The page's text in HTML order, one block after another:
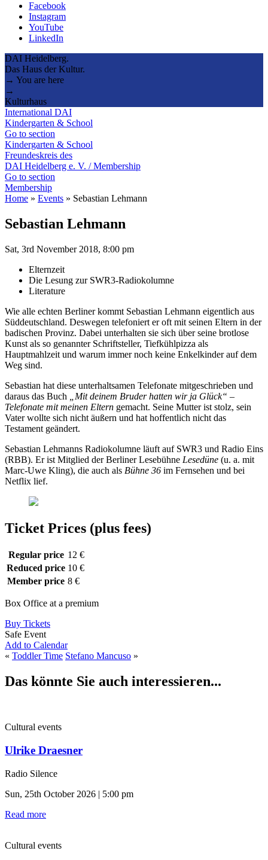
Facebook
Instagram
YouTube
LinkedIn
DAI Heidelberg.
Das Haus der Kultur.
→ You are here
→
Kulturhaus
International DAI
Kindergarten & School
Go to section
Kindergarten & School
Freundeskreis des
DAI Heidelberg e. V. / Membership
Go to section
Membership
Home » Events » Sebastian Lehmann
Sebastian Lehmann
Sat, 3rd November 2018, 8:00 pm
Elternzeit
Die Lesung zur SWR3-Radiokolumne
Literature
Wie alle echten Berliner kommt Sebastian Lehmann eigentlich aus
Süddeutschland. Deswegen telefoniert er oft mit seinen Eltern in der
badischen Provinz. Dabei unterhalten sie sich über seine brotlose
Kunst als so genannter Schriftsteller, Tiefkühlpizza als
Hauptmahlzeit und warum immer noch keine Enkelkinder auf dem
Weg sind.
Sebastian hat diese unterhaltsamen Telefonate mitgeschrieben und
daraus das Buch
„Mit deinem Bruder hatten wir ja Glück“ –
Telefonate mit meinen Eltern gemacht. Seine Mutter ist stolz, sein
Vater wollte sich nicht äußern und hat hoffentlich nicht das
Testament geändert.
Sebastian Lehmanns Radiokolumne läuft auf SWR3 und Radio Eins
(RBB). Er ist Mitglied der Berliner Lesebühne Lesedüne (u. a. mit
Marc-Uwe Kling), die auch als Bühne 36 im Fernsehen und bei
Netflix lief.
Ticket Prices (plus fees)
Regular price 12 €
Reduced price 10 €
Member price 8 €
Box Office at a premium
Buy Tickets
Safe Event
Add to Calendar
« Toddler Time Stefano Mancuso »
Das könnte Sie auch interessieren...
Cultural events
Ulrike Draesner
Radio Silence
Sun, 25th October 2026 | 5:00 pm
Read more
Cultural events